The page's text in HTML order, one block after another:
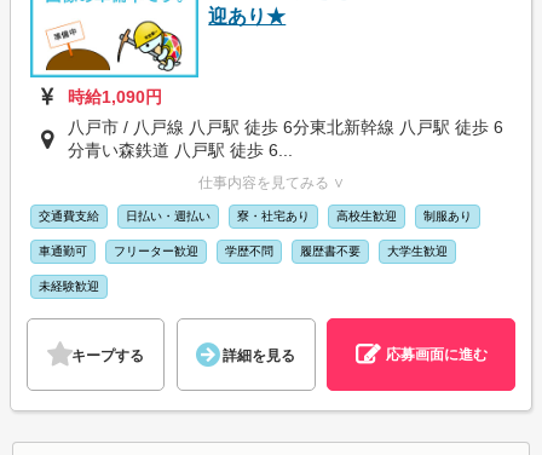
迎あり★
時給1,090円
八戸市 / 八戸線 八戸駅 徒歩 6分東北新幹線 八戸駅 徒歩 6
分青い森鉄道 八戸駅 徒歩 6...
仕事内容を見てみる ∨
交通費支給 日払い・週払い 寮・社宅あり 高校生歓迎 制服あり
車通勤可 フリーター歓迎 学歴不問 履歴書不要 大学生歓迎
未経験歓迎
キープする 詳細を見る 応募画面に進む